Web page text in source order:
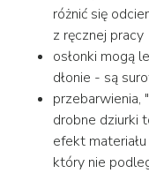
różnić się
z ręcznej pracy
osłonki mogą
dłonie - są
przebarwienia,
drobne dziurki
efekt
który nie